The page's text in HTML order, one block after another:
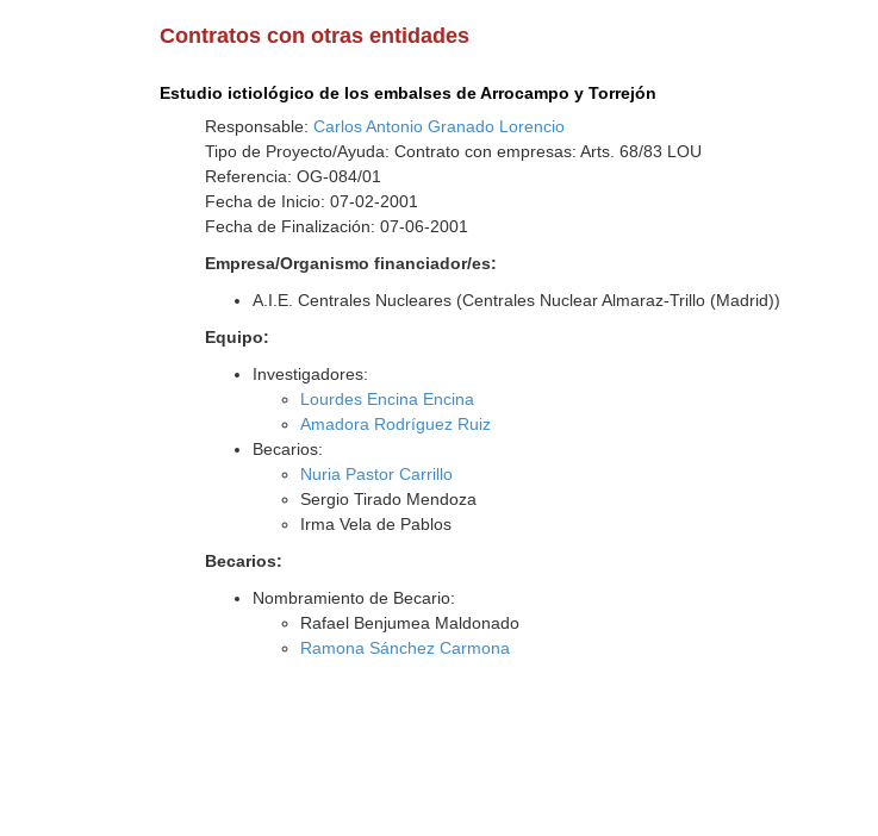
Contratos con otras entidades
Estudio ictiológico de los embalses de Arrocampo y Torrejón
Responsable:Carlos Antonio Granado Lorencio
Tipo de Proyecto/Ayuda: Contrato con empresas: Arts. 68/83 LOU
Referencia: OG-084/01
Fecha de Inicio: 07-02-2001
Fecha de Finalización: 07-06-2001
Empresa/Organismo financiador/es:
A.I.E. Centrales Nucleares (Centrales Nuclear Almaraz-Trillo (Madrid))
Equipo:
Investigadores:
Lourdes Encina Encina
Amadora Rodríguez Ruiz
Becarios:
Nuria Pastor Carrillo
Sergio Tirado Mendoza
Irma Vela de Pablos
Becarios:
Nombramiento de Becario:
Rafael Benjumea Maldonado
Ramona Sánchez Carmona